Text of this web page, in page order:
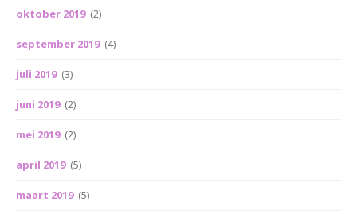
oktober 2019 (2)
september 2019 (4)
juli 2019 (3)
juni 2019 (2)
mei 2019 (2)
april 2019 (5)
maart 2019 (5)